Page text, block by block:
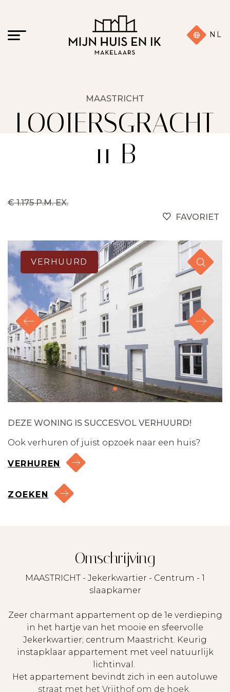
NL
MAASTRICHT
LOOIERSGRACHT
11 B
€ 1.175 P.M. EX.
FAVORIET
VERHUURD
DEZE WONING IS SUCCESVOL VERHUURD!
Ook verhuren of juist opzoek naar een huis?
VERHUREN
ZOEKEN
Omschrijving
MAASTRICHT - Jekerkwartier - Centrum - 1
slaapkamer
Zeer charmant appartement op de 1e verdieping
in het hartje van het mooie en sfeervolle
Jekerkwartier; centrum Maastricht. Keurig
instapklaar appartement met veel natuurlijk
lichtinval.
Het appartement bevindt zich in een autoluwe
straat met het Vrijthof om de hoek.